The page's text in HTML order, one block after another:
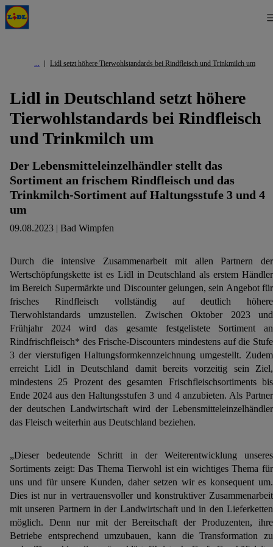
Lidl setzt höhere Tierwohlstandards bei Rindfleisch und Trinkmilch um
Lidl in Deutschland setzt höhere
Tierwohlstandards bei Rindfleisch
und Trinkmilch um
Der Lebensmitteleinzelhändler stellt das
Sortiment an frischem Rindfleisch und das
Trinkmilch-Sortiment auf Haltungsstufe 3 und 4
um
09.08.2023 | Bad Wimpfen
Durch die intensive Zusammenarbeit mit allen Partnern der
Wertschöpfungskette ist es Lidl in Deutschland als erstem Händler
im Bereich Supermärkte und Discounter gelungen, sein Angebot für
frisches Rindfleisch vollständig auf deutlich höhere
Tierwohlstandards umzustellen. Zwischen Oktober 2023 und
Frühjahr 2024 wird das gesamte festgelistete Sortiment an
Rindfrischfleisch* des Frische-Discounters mindestens auf die Stufe
3 der vierstufigen Haltungsformkennzeichnung umgestellt. Zudem
erreicht Lidl in Deutschland damit bereits vorzeitig sein Ziel,
mindestens 25 Prozent des gesamten Frischfleischsortiments bis
Ende 2024 aus den Haltungsstufen 3 und 4 anzubieten. Als Partner
der deutschen Landwirtschaft wird der Lebensmitteleinzelhändler
das Fleisch weiterhin aus Deutschland beziehen.
„Dieser bedeutende Schritt in der Weiterentwicklung unseres
Sortiments zeigt: Das Thema Tierwohl ist ein wichtiges Thema für
uns und für unsere Kunden, daher setzen wir es konsequent um.
Dies ist nur in vertrauensvoller und konstruktiver Zusammenarbeit
mit unseren Partnern in der Landwirtschaft und in den Lieferketten
möglich. Denn nur mit der Bereitschaft der Produzenten, ihre
Betriebe entsprechend umzubauen, kann die Transformation zu